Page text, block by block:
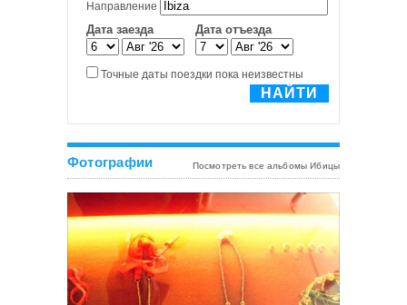
Фотографии Посмотреть все альбомы Ибицы